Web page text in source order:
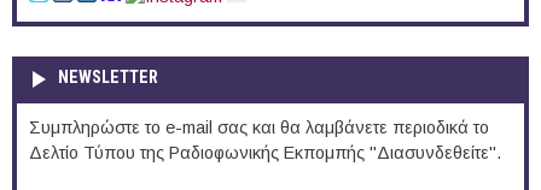
NEWSLETTER
Συμπληρώστε το e-mail σας και θα λαμβάνετε περιοδικά το
Δελτίο Τύπου της Ραδιοφωνικής Εκπομπής "Διασυνδεθείτε".